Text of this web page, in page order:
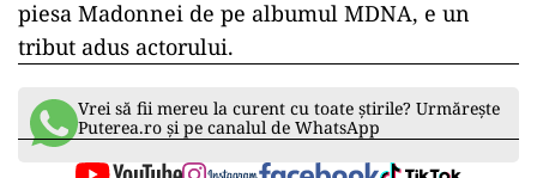
piesa Madonnei de pe albumul MDNA, e un
tribut adus actorului.
Vrei să fii mereu la curent cu toate știrile? Urmărește
Puterea.ro și pe canalul de WhatsApp